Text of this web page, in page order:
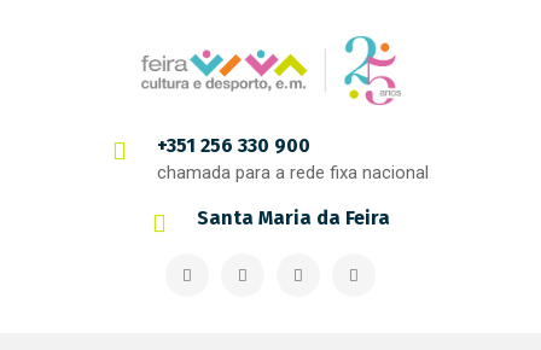
+351 256 330 900
chamada para a rede fixa nacional
Santa Maria da Feira